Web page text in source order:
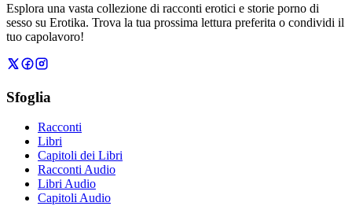
Esplora una vasta collezione di racconti erotici e storie porno di
sesso su Erotika. Trova la tua prossima lettura preferita o condividi il
tuo capolavoro!
Sfoglia
Racconti
Libri
Capitoli dei Libri
Racconti Audio
Libri Audio
Capitoli Audio